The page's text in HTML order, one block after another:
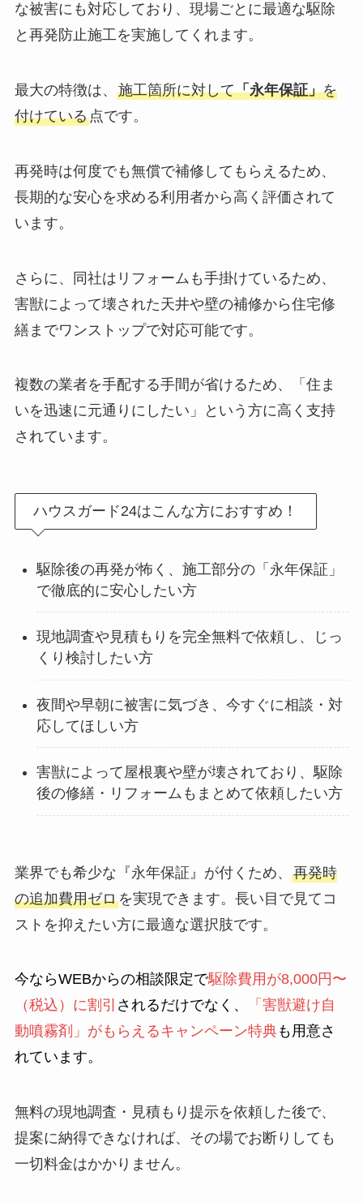
な被害にも対応しており、現場ごとに最適な駆除
と再発防止施工を実施してくれます。
最大の特徴は、 施工箇所に対して「永年保証」を
付けている点です。
再発時は何度でも無償で補修してもらえるため、
長期的な安心を求める利用者から高く評価されて
います。
さらに、同社はリフォームも手掛けているため、
害獣によって壊された天井や壁の補修から住宅修
繕までワンストップで対応可能です。
複数の業者を手配する手間が省けるため、「住ま
いを迅速に元通りにしたい」という方に高く支持
されています。
ハウスガード24はこんな方におすすめ！
駆除後の再発が怖く、施工部分の「永年保証」
で徹底的に安心したい方
現地調査や見積もりを完全無料で依頼し、じっ
くり検討したい方
夜間や早朝に被害に気づき、今すぐに相談・対
応してほしい方
害獣によって屋根裏や壁が壊されており、駆除
後の修繕・リフォームもまとめて依頼したい方
業界でも希少な『永年保証』が付くため、 再発時
の追加費用ゼロを実現できます。長い目で見てコ
ストを抑えたい方に最適な選択肢です。
今ならWEBからの相談限定で駆除費用が8,000円〜
（税込）に割引 されるだけでなく、
「害獣避け自
動噴霧剤」がもらえるキャンペーン特典も用意さ
れています。
無料の現地調査・見積もり提示を依頼した後で、
提案に納得できなければ、その場でお断りしても
一切料金はかかりません。